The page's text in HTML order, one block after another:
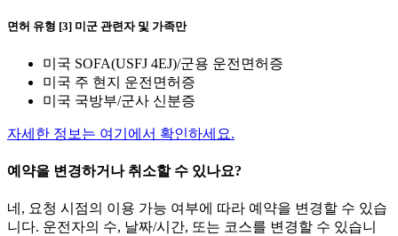
면허 유형 [3] 미군 관련자 및 가족만
미국 SOFA(USFJ 4EJ)/군용 운전면허증
미국 주 현지 운전면허증
미국 국방부/군사 신분증
자세한 정보는 여기에서 확인하세요.
예약을 변경하거나 취소할 수 있나요?
네, 요청 시점의 이용 가능 여부에 따라 예약을 변경할 수 있습
니다. 운전자의 수, 날짜/시간, 또는 코스를 변경할 수 있습니